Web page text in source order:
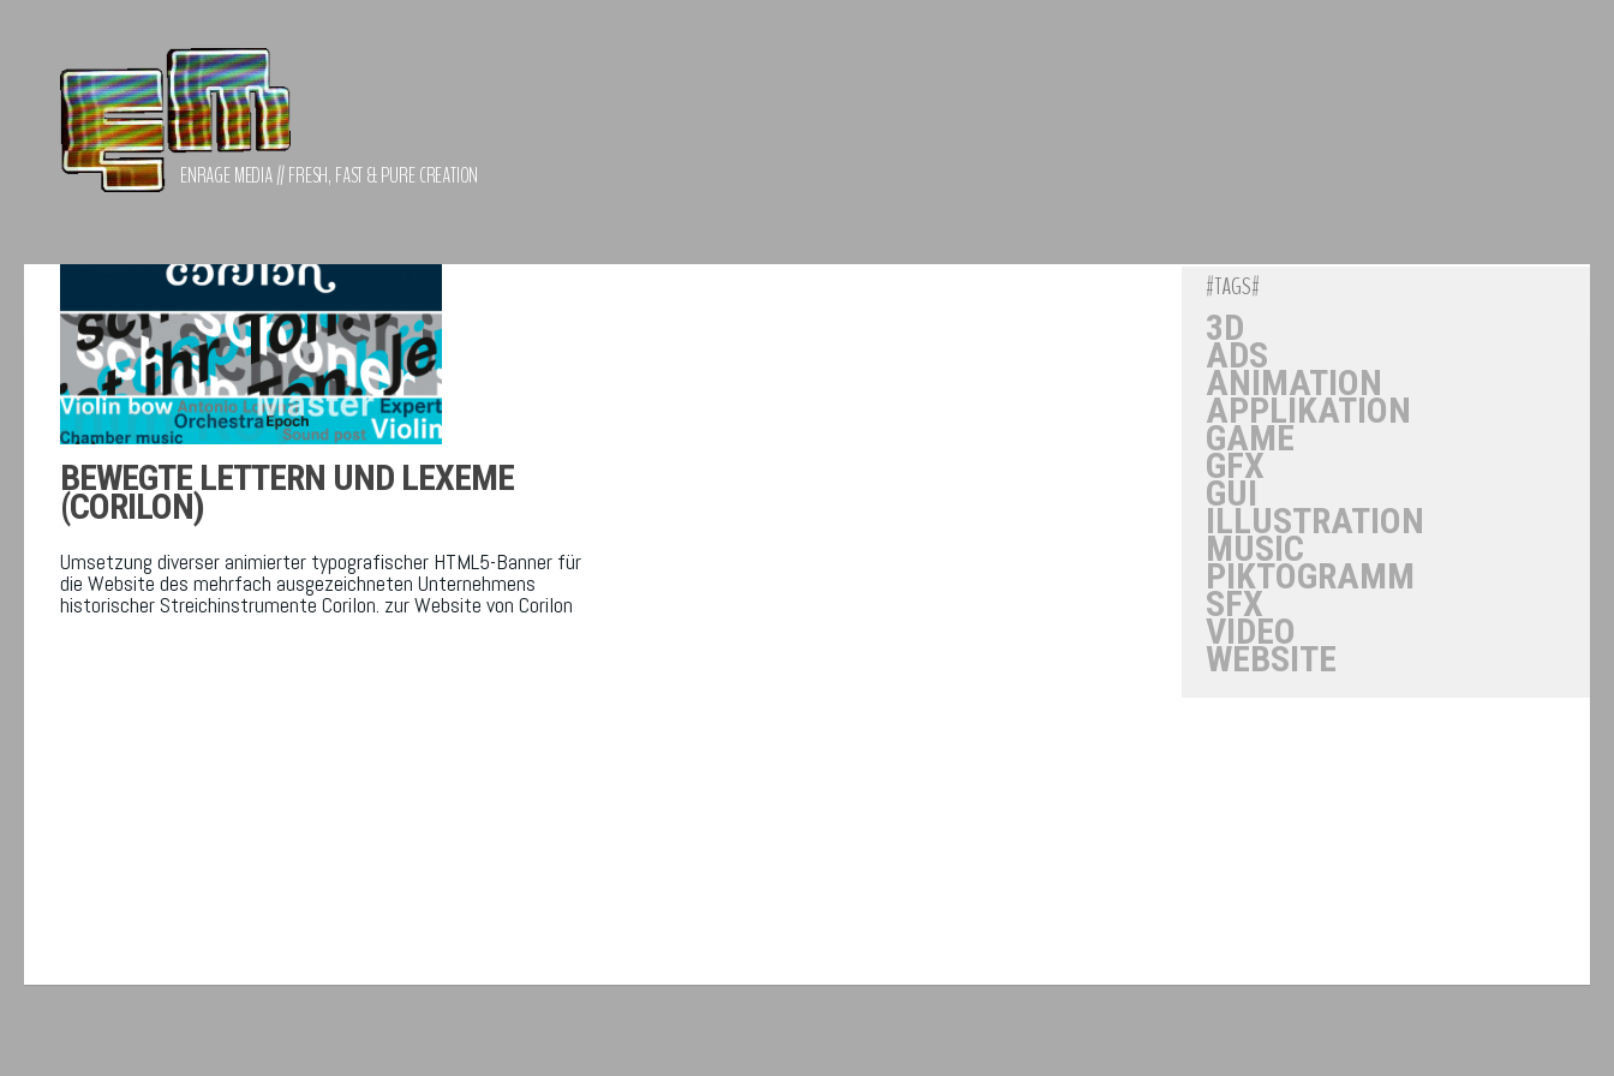
ENRAGE MEDIA // FRESH, FAST & PURE CREATION
BEWEGTE LETTERN UND LEXEME
(CORILON)
Umsetzung diverser animierter typografischer HTML5-Banner für
die Website des mehrfach ausgezeichneten Unternehmens
historischer Streichinstrumente Corilon. zur Website von Corilon
#TAGS#
3D
ADS
ANIMATION
APPLIKATION
GAME
GFX
GUI
ILLUSTRATION
MUSIC
PIKTOGRAMM
SFX
VIDEO
WEBSITE